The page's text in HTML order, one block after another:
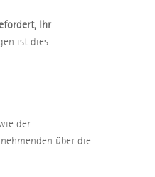
Ihr
ist dies
der
über die